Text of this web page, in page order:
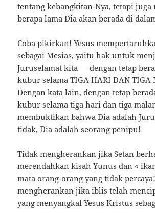
tentang kebangkitan-Nya, tetapi juga
berapa lama Dia akan berada di
Coba pikirkan! Yesus
sebagai Mesias, yaitu hak untuk
Juruselamat kita — dengan tetap
kubur selama TIGA HARI DAN TIGA
Dengan kata lain, dengan tetap
kubur selama tiga hari dan tiga
membuktikan bahwa Dia adalah
tidak, Dia adalah seorang penipu!
Tidak mengherankan jika Setan
merendahkan kisah Yunus dan «
mata orang-orang yang tidak
mengherankan jika iblis telah
yang menyangkal Yesus Kristus